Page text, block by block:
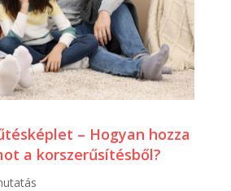
– Hogyan hozza
a korszerűsítésből?